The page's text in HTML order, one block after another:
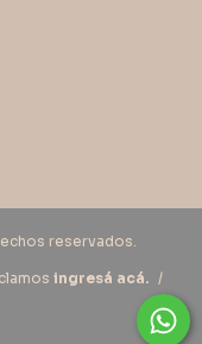
reservados.
ingresá acá. /